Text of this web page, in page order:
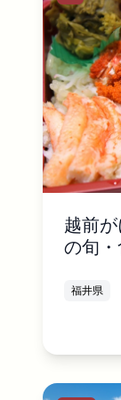
越前
の旬
福井県